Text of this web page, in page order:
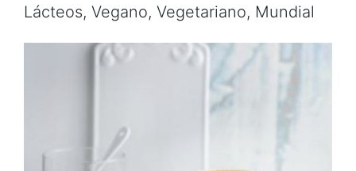
Lácteos, Vegano, Vegetariano, Mundial